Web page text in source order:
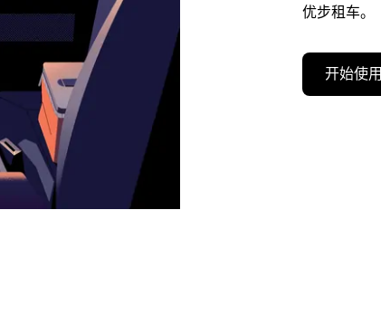
优步租车。
开始使用